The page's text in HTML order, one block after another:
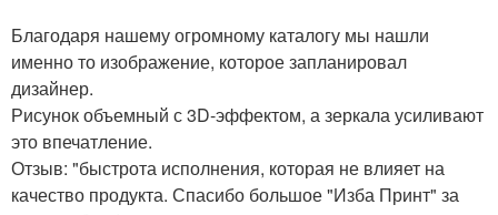
Благодаря нашему огромному каталогу мы нашли
именно то изображение, которое запланировал
дизайнер.
Рисунок объемный с 3D-эффектом, а зеркала усиливают
это впечатление.
Отзыв: "быстрота исполнения, которая не влияет на
качество продукта. Спасибо большое "Изба Принт" за